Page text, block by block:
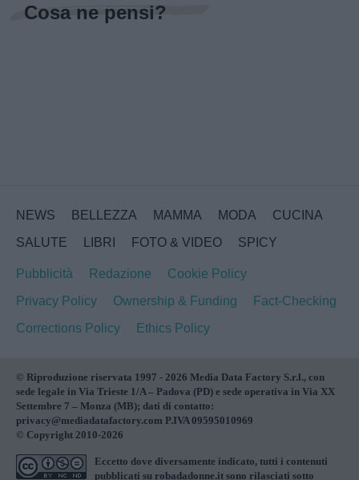
Cosa ne pensi?
NEWS BELLEZZA MAMMA MODA
CUCINA
SALUTE
LIBRI FOTO & VIDEO SPICY
Pubblicità Redazione
Cookie Policy
Privacy Policy
Ownership & Funding
Fact-Checking
Corrections Policy
Ethics Policy
© Riproduzione riservata 1997 - 2026 Media Data Factory S.r.l., con
sede legale in Via Trieste 1/A – Padova (PD) e sede operativa in Via XX
Settembre 7 – Monza (MB); dati di contatto:
privacy@mediadatafactory.com P.IVA 09595010969
© Copyright 2010-2026
Eccetto dove diversamente indicato, tutti i contenuti
pubblicati su robadadonne.it sono rilasciati sotto